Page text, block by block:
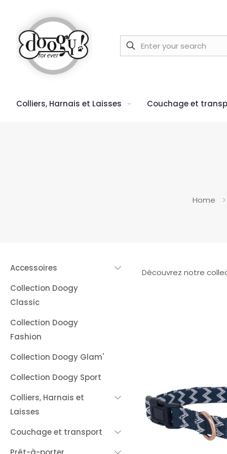
Colliers, Harnais et Laisses Couchage et
Home
Découvrez notre
Accessoires
Collection Doogy
Classic
Collection Doogy
Fashion
Collection Doogy Glam'
Collection Doogy Sport
Colliers, Harnais et
Laisses
Couchage et transport